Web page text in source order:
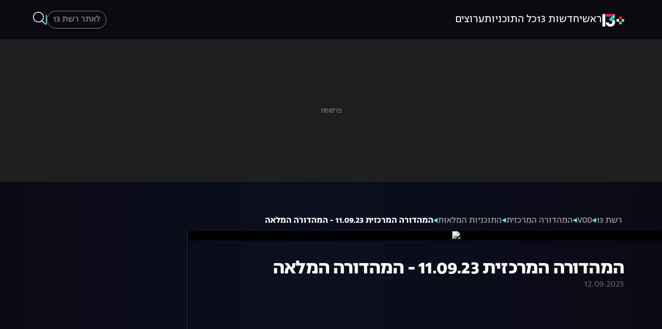
ראשיחדשות 13 כל התוכניותערוצים לאתר רשת 13
רשת 13 VOD המהדורה המרכזית התוכניות המלאות המהדורה המרכזית 11.09.23 - המהדורה המלאה
המהדורה המרכזית 11.09.23 - המהדורה המלאה
12.09.2023